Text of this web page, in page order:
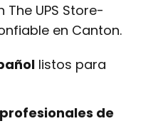
UPS Store-
en Canton.
listos para
profesionales de